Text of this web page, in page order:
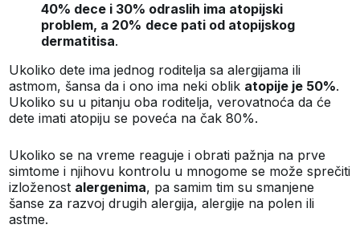
40% dece i 30% odraslih ima atopijski
problem, a 20% dece pati od atopijskog
dermatitisa.
Ukoliko dete ima jednog roditelja sa alergijama ili
astmom, šansa da i ono ima neki oblik atopije je 50%.
Ukoliko su u pitanju oba roditelja, verovatnoća da će
dete imati atopiju se poveća na čak 80%.
Ukoliko se na vreme reaguje i obrati pažnja na prve
simtome i njihovu kontrolu u mnogome se može sprečiti
izloženost alergenima, pa samim tim su smanjene
šanse za razvoj drugih alergija, alergije na polen ili
astme.